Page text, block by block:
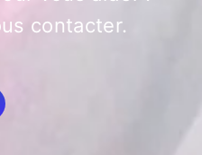
contacter.